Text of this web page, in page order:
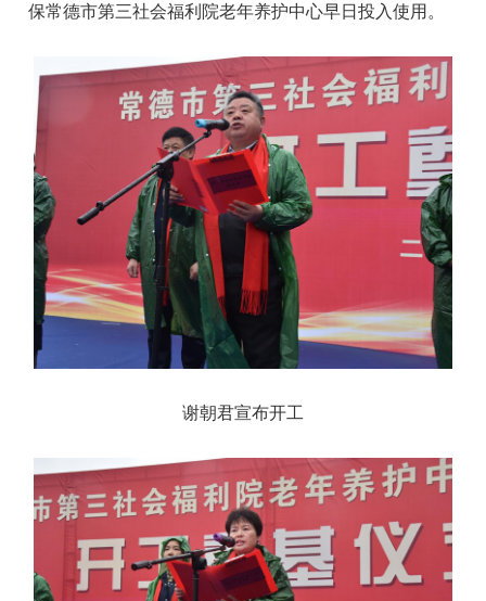
保常德市第三社会福利院老年养护中心早日投入使用。
谢朝君宣布开工